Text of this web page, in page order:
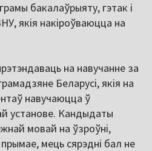
бакалаўрыяту, гэтак і
якія накіроўваюцца на
на навучанне за
Беларусі, якія на
навучаюцца ў
установе. Кандыдаты
мовай на ўзроўні,
мець сярэдні бал не